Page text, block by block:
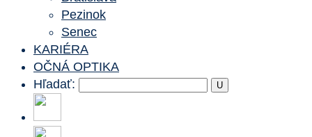
Pezinok
Senec
KARIÉRA
OČNÁ OPTIKA
Hľadať: